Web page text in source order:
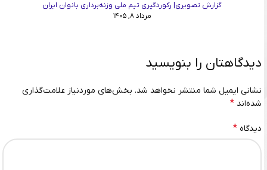
گزارش تصویری| رکوردگیری تیم ملی وزنه‌برداری بانوان ایران
مرداد ۸, ۱۴۰۵
دیدگاهتان را بنویسید
نشانی ایمیل شما منتشر نخواهد شد. بخش‌های موردنیاز علامت‌گذاری
شده‌اند *
دیدگاه *